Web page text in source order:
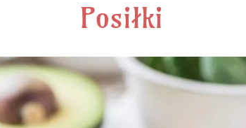
Posiłki